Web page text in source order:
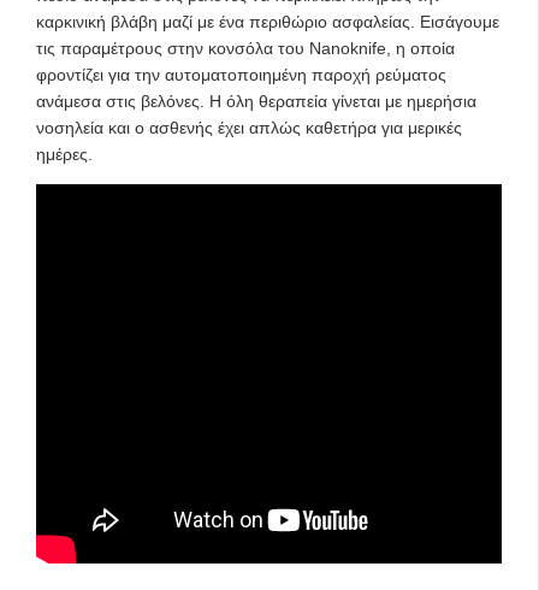
καρκινική βλάβη μαζί με ένα περιθώριο ασφαλείας. Εισάγουμε
τις παραμέτρους στην κονσόλα του Nanoknife, η οποία
φροντίζει για την αυτοματοποιημένη παροχή ρεύματος
ανάμεσα στις βελόνες. Η όλη θεραπεία γίνεται με ημερήσια
νοσηλεία και ο ασθενής έχει απλώς καθετήρα για μερικές
ημέρες.